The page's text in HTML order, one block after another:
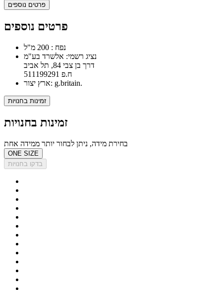
פרטים נוספים
פרטים נוספים
נפח : 200 מ"ל
נציג רשמי: אלשרד בע"מ
דרך בן צבי 84, תל אביב
ח.פ 511199291
ארץ יצור: g.britain.
זמינות בחנויות
זמינות בחנויות
בחירת מידה, ניתן לבחור יותר ממידה אחת
ONE SIZE
בדקו בחנויות